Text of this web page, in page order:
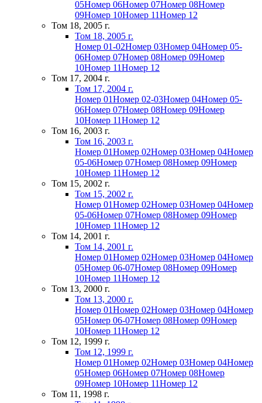
05Номер 06Номер 07Номер 08Номер
09Номер 10Номер 11Номер 12
Том 18, 2005 г.
Том 18, 2005 г.
Номер 01-02Номер 03Номер 04Номер 05-
06Номер 07Номер 08Номер 09Номер
10Номер 11Номер 12
Том 17, 2004 г.
Том 17, 2004 г.
Номер 01Номер 02-03Номер 04Номер 05-
06Номер 07Номер 08Номер 09Номер
10Номер 11Номер 12
Том 16, 2003 г.
Том 16, 2003 г.
Номер 01Номер 02Номер 03Номер 04Номер
05-06Номер 07Номер 08Номер 09Номер
10Номер 11Номер 12
Том 15, 2002 г.
Том 15, 2002 г.
Номер 01Номер 02Номер 03Номер 04Номер
05-06Номер 07Номер 08Номер 09Номер
10Номер 11Номер 12
Том 14, 2001 г.
Том 14, 2001 г.
Номер 01Номер 02Номер 03Номер 04Номер
05Номер 06-07Номер 08Номер 09Номер
10Номер 11Номер 12
Том 13, 2000 г.
Том 13, 2000 г.
Номер 01Номер 02Номер 03Номер 04Номер
05Номер 06-07Номер 08Номер 09Номер
10Номер 11Номер 12
Том 12, 1999 г.
Том 12, 1999 г.
Номер 01Номер 02Номер 03Номер 04Номер
05Номер 06Номер 07Номер 08Номер
09Номер 10Номер 11Номер 12
Том 11, 1998 г.